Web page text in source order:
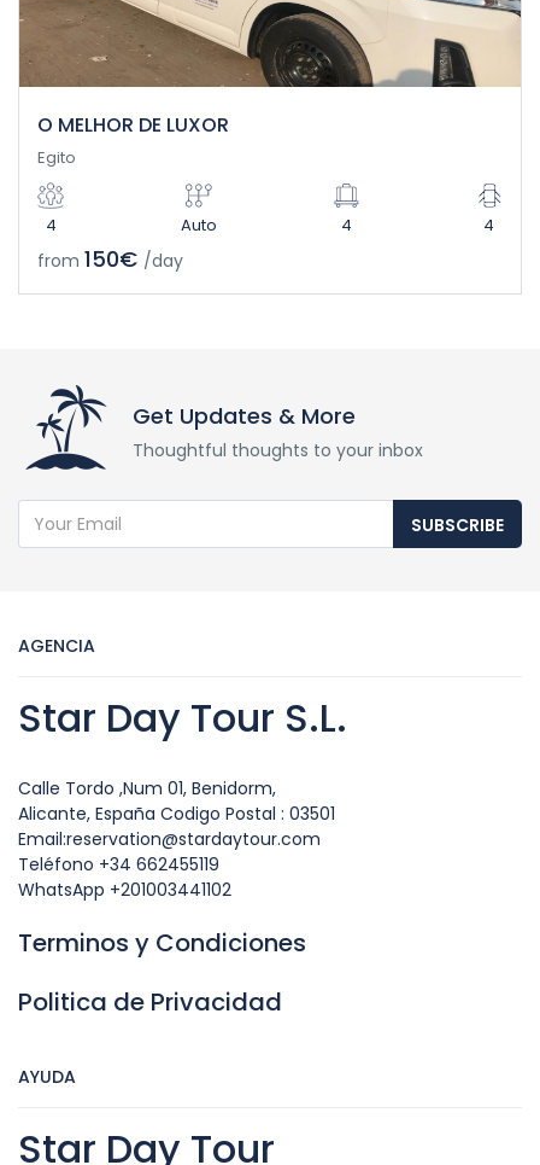
O MELHOR DE LUXOR
Egito
4 Auto 4 4
from 150€ /day
Get Updates & More
Thoughtful thoughts to your inbox
SUBSCRIBE
AGENCIA
Star Day Tour S.L.
Calle Tordo ,Num 01, Benidorm,
Alicante, España Codigo Postal : 03501
Email:reservation@stardaytour.com
Teléfono +34 662455119
WhatsApp +201003441102
Terminos y Condiciones
Politica de Privacidad
AYUDA
Star Day Tour